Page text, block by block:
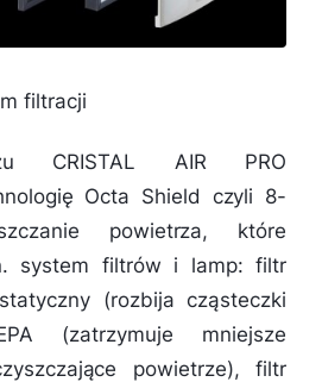
filtracji
CRISTAL AIR PRO
Octa Shield czyli 8-
powietrza, które
system filtrów i lamp: filtr
(rozbija cząsteczki
(zatrzymuje mniejsze
powietrze), filtr